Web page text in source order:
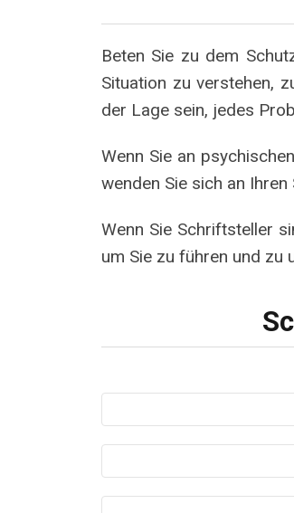
Beten Sie zu dem
Situation zu verstehen,
der Lage sein, jedes
Wenn Sie an
wenden Sie sich an
Wenn Sie Schriftsteller
um Sie zu führen und zu